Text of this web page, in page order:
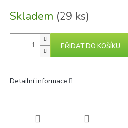
Skladem (29 ks)
PŘIDAT DO KOŠÍKU
Detailní informace